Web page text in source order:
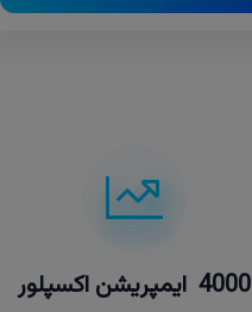
4000 ایمپریشن اکسپلور